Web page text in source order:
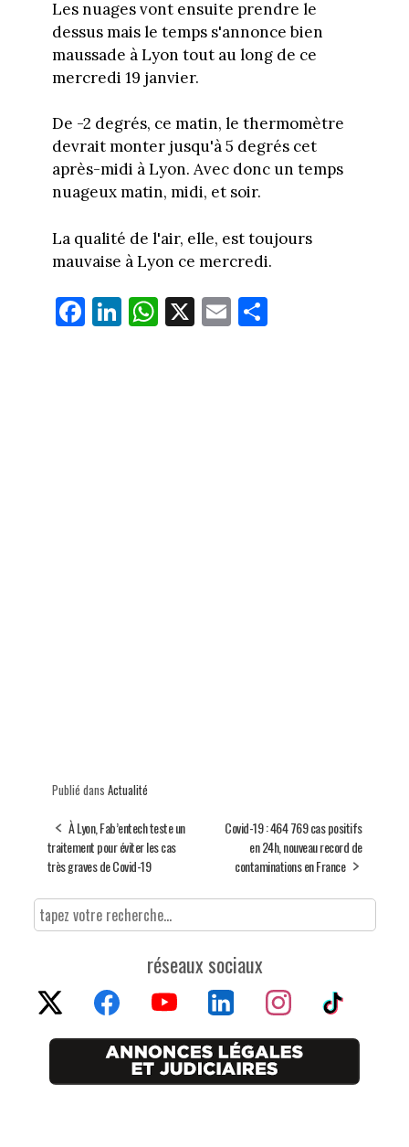
Les nuages vont ensuite prendre le
dessus mais le temps s'annonce bien
maussade à Lyon tout au long de ce
mercredi 19 janvier.
De -2 degrés, ce matin, le thermomètre
devrait monter jusqu'à 5 degrés cet
après-midi à Lyon. Avec donc un temps
nuageux matin, midi, et soir.
La qualité de l'air, elle, est toujours
mauvaise à Lyon ce mercredi.
Fa
ce
Li
nk
W
ha
X E
m
Pa
Publié dans Actualité
À Lyon, Fab’entech teste un
traitement pour éviter les cas
très graves de Covid-19
Covid-19 : 464 769 cas positifs
en 24h, nouveau record de
contaminations en France
réseaux sociaux